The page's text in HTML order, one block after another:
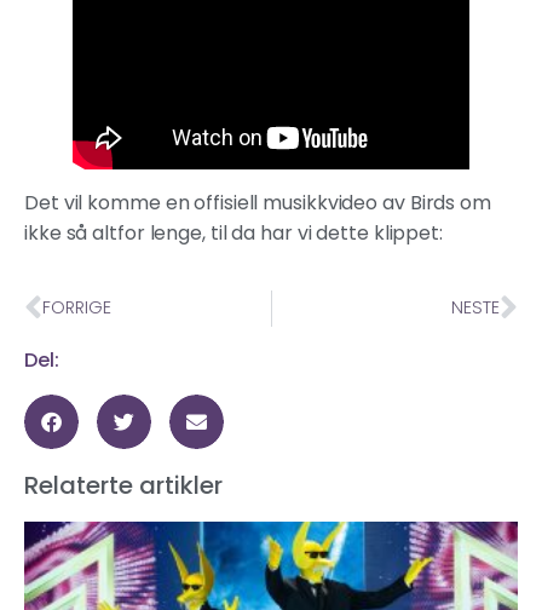
Det vil komme en offisiell musikkvideo av Birds om
ikke så altfor lenge, til da har vi dette klippet:
FORRIGE NESTE
Del:
Relaterte artikler